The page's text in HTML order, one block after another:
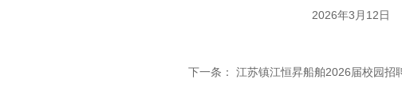
2026年3月12日
下一条： 江苏镇江恒昇船舶2026届校园招